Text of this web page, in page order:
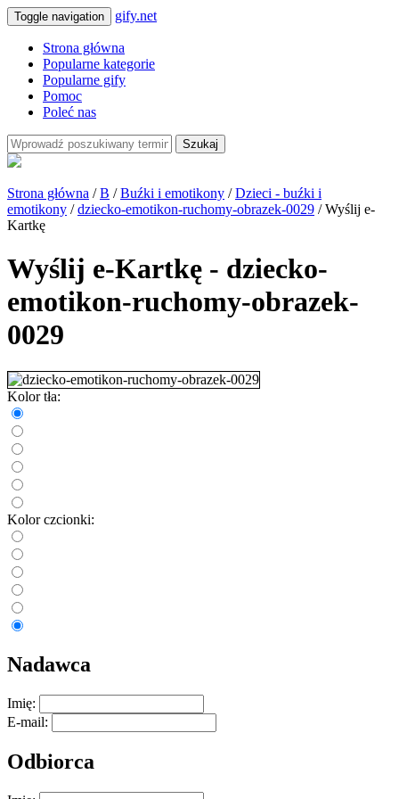
Toggle navigation gify.net
Strona główna
Popularne kategorie
Popularne gify
Pomoc
Poleć nas
Szukaj
Strona główna /B /Buźki i emotikony /Dzieci - buźki i
emotikony /dziecko-emotikon-ruchomy-obrazek-0029 / Wyślij e-
Kartkę
Wyślij e-Kartkę - dziecko-
emotikon-ruchomy-obrazek-
0029
Kolor tła:
Kolor czcionki:
Nadawca
Imię:
E-mail:
Odbiorca